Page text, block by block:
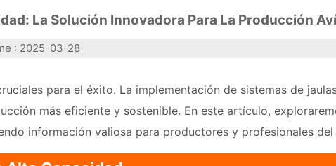
La Solución Innovadora Para La Producción
: 2025-03-28
para el éxito. La implementación de sistemas de
más eficiente y sostenible. En este artículo,
información valiosa para productores y profesionales del